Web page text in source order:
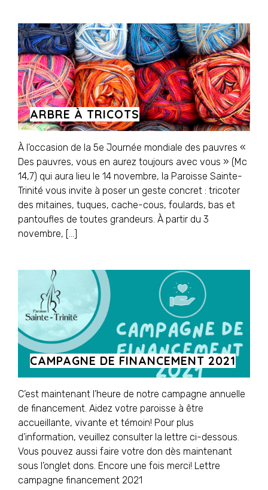
ARBRE À TRICOTS
À l’occasion de la 5e Journée mondiale des pauvres «
Des pauvres, vous en aurez toujours avec vous » (Mc
14,7) qui aura lieu le 14 novembre, la Paroisse Sainte-
Trinité vous invite à poser un geste concret : tricoter
des mitaines, tuques, cache-cous, foulards, bas et
pantoufles de toutes grandeurs. À partir du 3
novembre, […]
CAMPAGNE DE FINANCEMENT 2021
C’est maintenant l’heure de notre campagne annuelle
de financement. Aidez votre paroisse à être
accueillante, vivante et témoin! Pour plus
d’information, veuillez consulter la lettre ci-dessous.
Vous pouvez aussi faire votre don dès maintenant
sous l’onglet dons. Encore une fois merci! Lettre
campagne financement 2021